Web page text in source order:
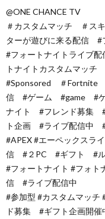
@ONE CHANCE TV
＃カスタムマッチ ＃ス
ターが遊びに来る配信 #
#フォートナイトライブ
トナイトカスタムマッ
#Sponsored ＃Fortnite
信 #ゲーム #game #
ナイト #フレンド募集
ト企画 #ライブ配信中
#APEX #エーペックスラ
信 #２PC #ギフト #
#フォートナイト #フォ
信 #ライブ配信中
#参加型 #カスタムマッチ
ド募集 #ギフト企画開催